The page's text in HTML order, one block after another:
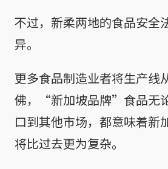
不过，新柔两地的食品安全
异。
更多食品制造业者将生产线
佛，“新加坡品牌”食品无
口到其他市场，都意味着新
将比过去更为复杂。